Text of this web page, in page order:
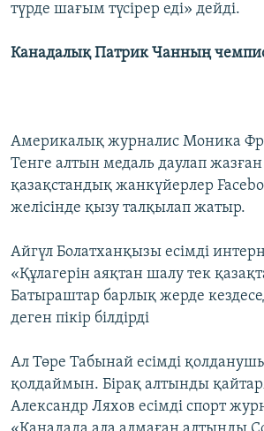
түрде шағым түсірер еді» дейді.
Канадалық Патрик Чанның
Америкалық журналис Моника
Тенге алтын медаль даулап
қазақстандық жанкүйерлер
желісінде қызу талқылап жатыр.
Айгүл Болатханқызы есімді
«Құлагерін аяқтан шалу тек
Батыраштар барлық жерде
деген пікір білдірді
Ал Төре Табынай есімді
қолдаймын. Бірақ алтынды
Александр Ляхов есімді спорт